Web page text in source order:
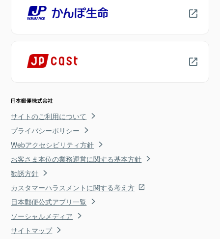
サイトのご利用について
プライバシーポリシー
Webアクセシビリティ方針
お客さま本位の業務運営に関する基本方針
勧誘方針
カスタマーハラスメントに関する考え方
日本郵便公式アプリ一覧
ソーシャルメディア
サイトマップ